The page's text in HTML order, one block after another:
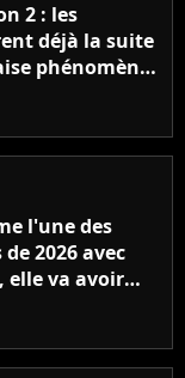
2 : les
déjà la suite
phénomène
l'une des
2026 avec
elle va avoir